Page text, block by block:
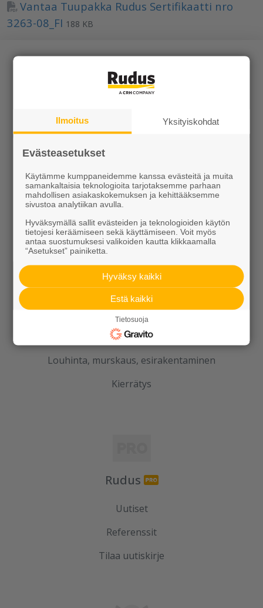
Vantaa Tuupakka Rudus Sertifikaatti nro
3263-08_FI 188 KB
KEVEÄ tuotteet
Kiviainekset
Pihakivet ja maisematuotteet
Betoni
Kaivot ja putket
Infraelementit
Porraselementit
Julkisivuelementit
Elpo-hormit
Louhinta, murskaus, esirakentaminen
Kierrätys
Rudus
Uutiset
Referenssit
Tilaa uutiskirje
Ilmoitus Yksityiskohdat
Evästeasetukset
Käytämme kumppaneidemme kanssa evästeitä ja muita
samankaltaisia teknologioita tarjotaksemme parhaan
mahdollisen asiakaskokemuksen ja kehittääksemme
sivustoa analytiikan avulla.
Hyväksymällä sallit evästeiden ja teknologioiden käytön
tietojesi keräämiseen sekä käyttämiseen. Voit myös
antaa suostumuksesi valikoiden kautta klikkaamalla
“Asetukset” painiketta.
Hyväksy kaikki
Estä kaikki
Tietosuoja